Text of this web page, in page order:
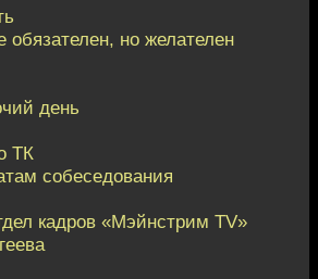
обязателен, но желателен
день
ТК
собеседования
кадров «Мэйнстрим TV»